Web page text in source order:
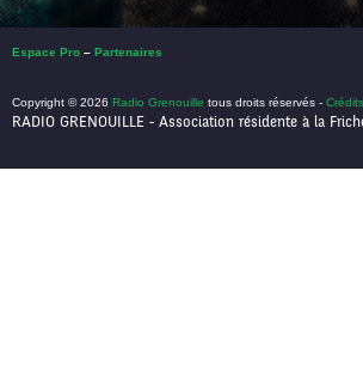
Espace Pro – Partenaires
Copyright © 2026 Radio Grenouille tous droits réservés -
RADIO GRENOUILLE - Association résidente à la